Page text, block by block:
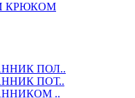
КРЮКОМ
ПОЛ..
ПОТ..
..